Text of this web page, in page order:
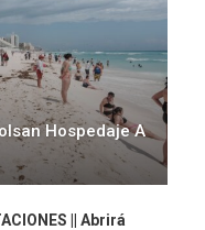
Hospedaje A
|| Abrirá